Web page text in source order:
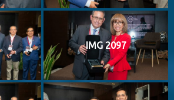
IMG 2097